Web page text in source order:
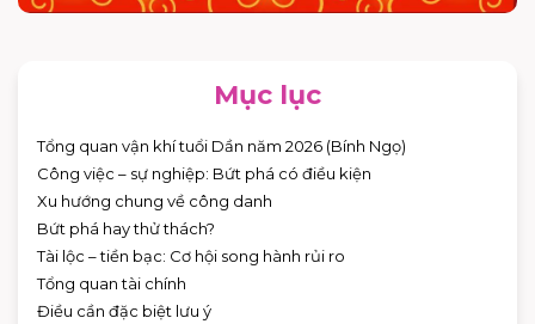
Mục lục
Tổng quan vận khí tuổi Dần năm 2026 (Bính Ngọ)
Công việc – sự nghiệp: Bứt phá có điều kiện
Xu hướng chung về công danh
Bứt phá hay thử thách?
Tài lộc – tiền bạc: Cơ hội song hành rủi ro
Tổng quan tài chính
Điều cần đặc biệt lưu ý